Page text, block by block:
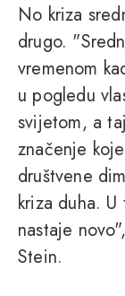
No kriza
drugo.
vremenom
u pogledu
svijetom, a
značenje
društvene
kriza duha.
nastaje
Stein.